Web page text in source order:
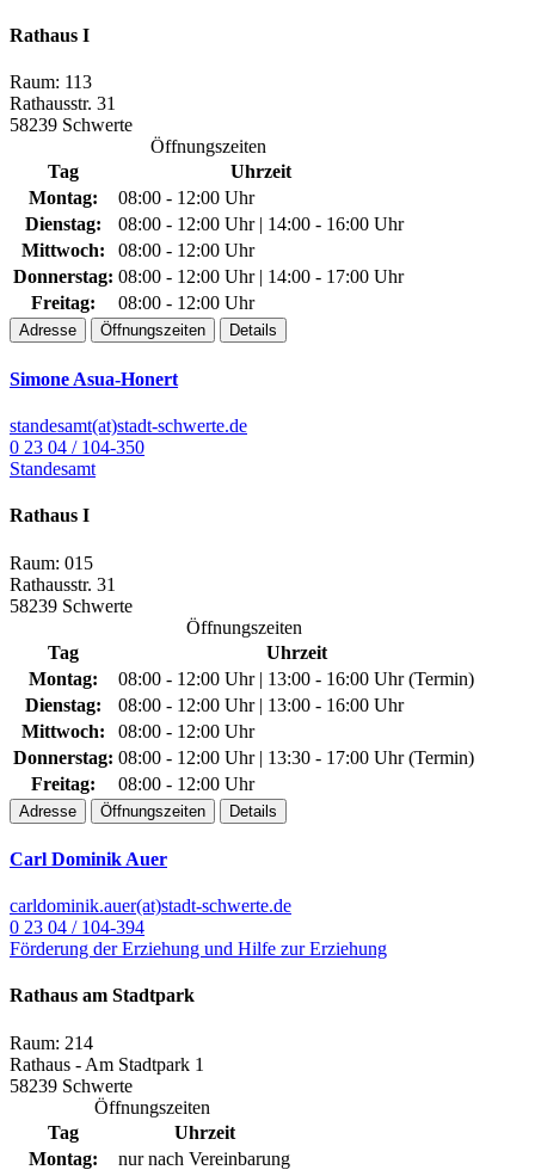
Rathaus I
Raum: 113
Rathausstr. 31
58239 Schwerte
Öffnungszeiten
Tag
Uhrzeit
Montag:
08:00 - 12:00 Uhr
Dienstag:
08:00 - 12:00 Uhr | 14:00 - 16:00 Uhr
Mittwoch:
08:00 - 12:00 Uhr
Donnerstag: 08:00 - 12:00 Uhr | 14:00 - 17:00 Uhr
Freitag:
08:00 - 12:00 Uhr
Adresse Öffnungszeiten Details
Simone Asua-Honert
standesamt(at)stadt-schwerte.de
0 23 04 / 104-350
Standesamt
Rathaus I
Raum: 015
Rathausstr. 31
58239 Schwerte
Öffnungszeiten
Tag
Uhrzeit
Montag:
08:00 - 12:00 Uhr | 13:00 - 16:00 Uhr (Termin)
Dienstag:
08:00 - 12:00 Uhr | 13:00 - 16:00 Uhr
Mittwoch:
08:00 - 12:00 Uhr
Donnerstag: 08:00 - 12:00 Uhr | 13:30 - 17:00 Uhr (Termin)
Freitag:
08:00 - 12:00 Uhr
Adresse Öffnungszeiten Details
Carl Dominik Auer
carldominik.auer(at)stadt-schwerte.de
0 23 04 / 104-394
Förderung der Erziehung und Hilfe zur Erziehung
Rathaus am Stadtpark
Raum: 214
Rathaus - Am Stadtpark 1
58239 Schwerte
Öffnungszeiten
Tag
Uhrzeit
Montag:
nur nach Vereinbarung